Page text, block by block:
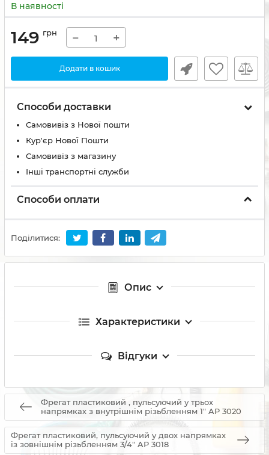
В наявності
149 грн − +
Додати в кошик
Способи доставки
Самовивіз з Нової пошти
Кур'єр Нової Пошти
Самовивіз з магазину
Інші транспортні служби
Способи оплати
Поділитися:
Опис
Характеристики
Відгуки
Фрегат пластиковий , пульсуючий у трьох
напрямках з внутрішнім різьбленням 1" AP 3020
Фрегат пластиковий, пульсуючий у двох напрямках
із зовнішнім різьбленням 3/4" AP 3018